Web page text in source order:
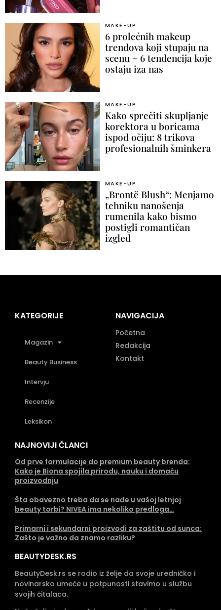
MAKE-UP
6 prolećnih makeup
trendova koji stupaju na
scenu + 6 tendencija koje
ostaju iza nas
MAKE-UP
Kako sprečiti skupljanje
korektora u boricama
ispod očiju: 8 trikova
profesionalnih šminkera
MAKE-UP
„Brontë Blush“: Menjamo
tehniku nanošenja
rumenila kako bismo
postigli romantičan
izgled
KATEGORIJE
Magazin
Beauty Business
Intervju
Recenzije
Leksikon
NAVIGACIJA
Početna
Redakcija
Kontakt
NAJNOVIJI ČLANCI
Od prve formulacije do premium beauty brenda:
Kako je Biona spojila prirodu, nauku i domaću
proizvodnju
Šta obavezno treba da se nađe u vašoj letnjoj
beauty torbi? NIVEA ima nekoliko predloga…
Primarni i sekundarni proizvodi za zaštitu od sunca:
Zašto je važno da znamo razliku?
BEAUTYDESK.RS
BeautyDesk.rs se rodio iz želje da svoje uredničko i
novinarsko umeće u potpunosti stavimo u službu
svojih čitalaca.